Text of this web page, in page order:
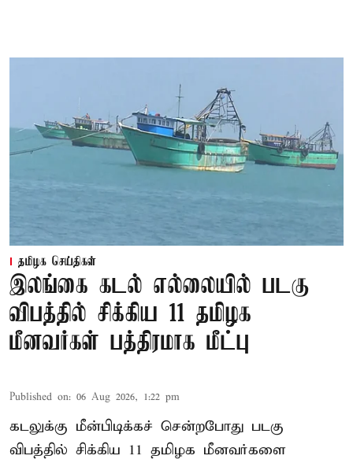
தமிழக செய்திகள்
இலங்கை கடல் எல்லையில் படகு
விபத்தில் சிக்கிய 11 தமிழக
மீனவர்கள் பத்திரமாக மீட்பு
Published on: 06 Aug 2026, 1:22 pm
கடலுக்கு மீன்பிடிக்கச் சென்றபோது படகு
விபத்தில் சிக்கிய 11 தமிழக மீனவர்களை